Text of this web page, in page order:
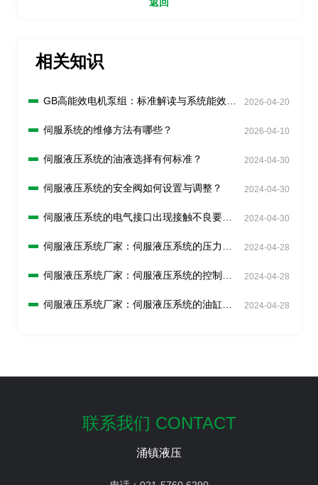
相关知识
GB高能效电机泵组：标准解读与系统能效分
2026-04-20
伺服系统的维修方法有哪些？ 2026-04-10
伺服液压系统的油液选择有何标准？ 2024-04-30
伺服液压系统的安全阀如何设置与调整？ 2024-04-30
伺服液压系统的电气接口出现接触不良要怎
2024-04-30
伺服液压系统厂家：伺服液压系统的压力传
2024-04-28
伺服液压系统厂家：伺服液压系统的控制回
2024-04-28
伺服液压系统厂家：伺服液压系统的油缸如
2024-04-28
联系我们 CONTACT
涌镇液压